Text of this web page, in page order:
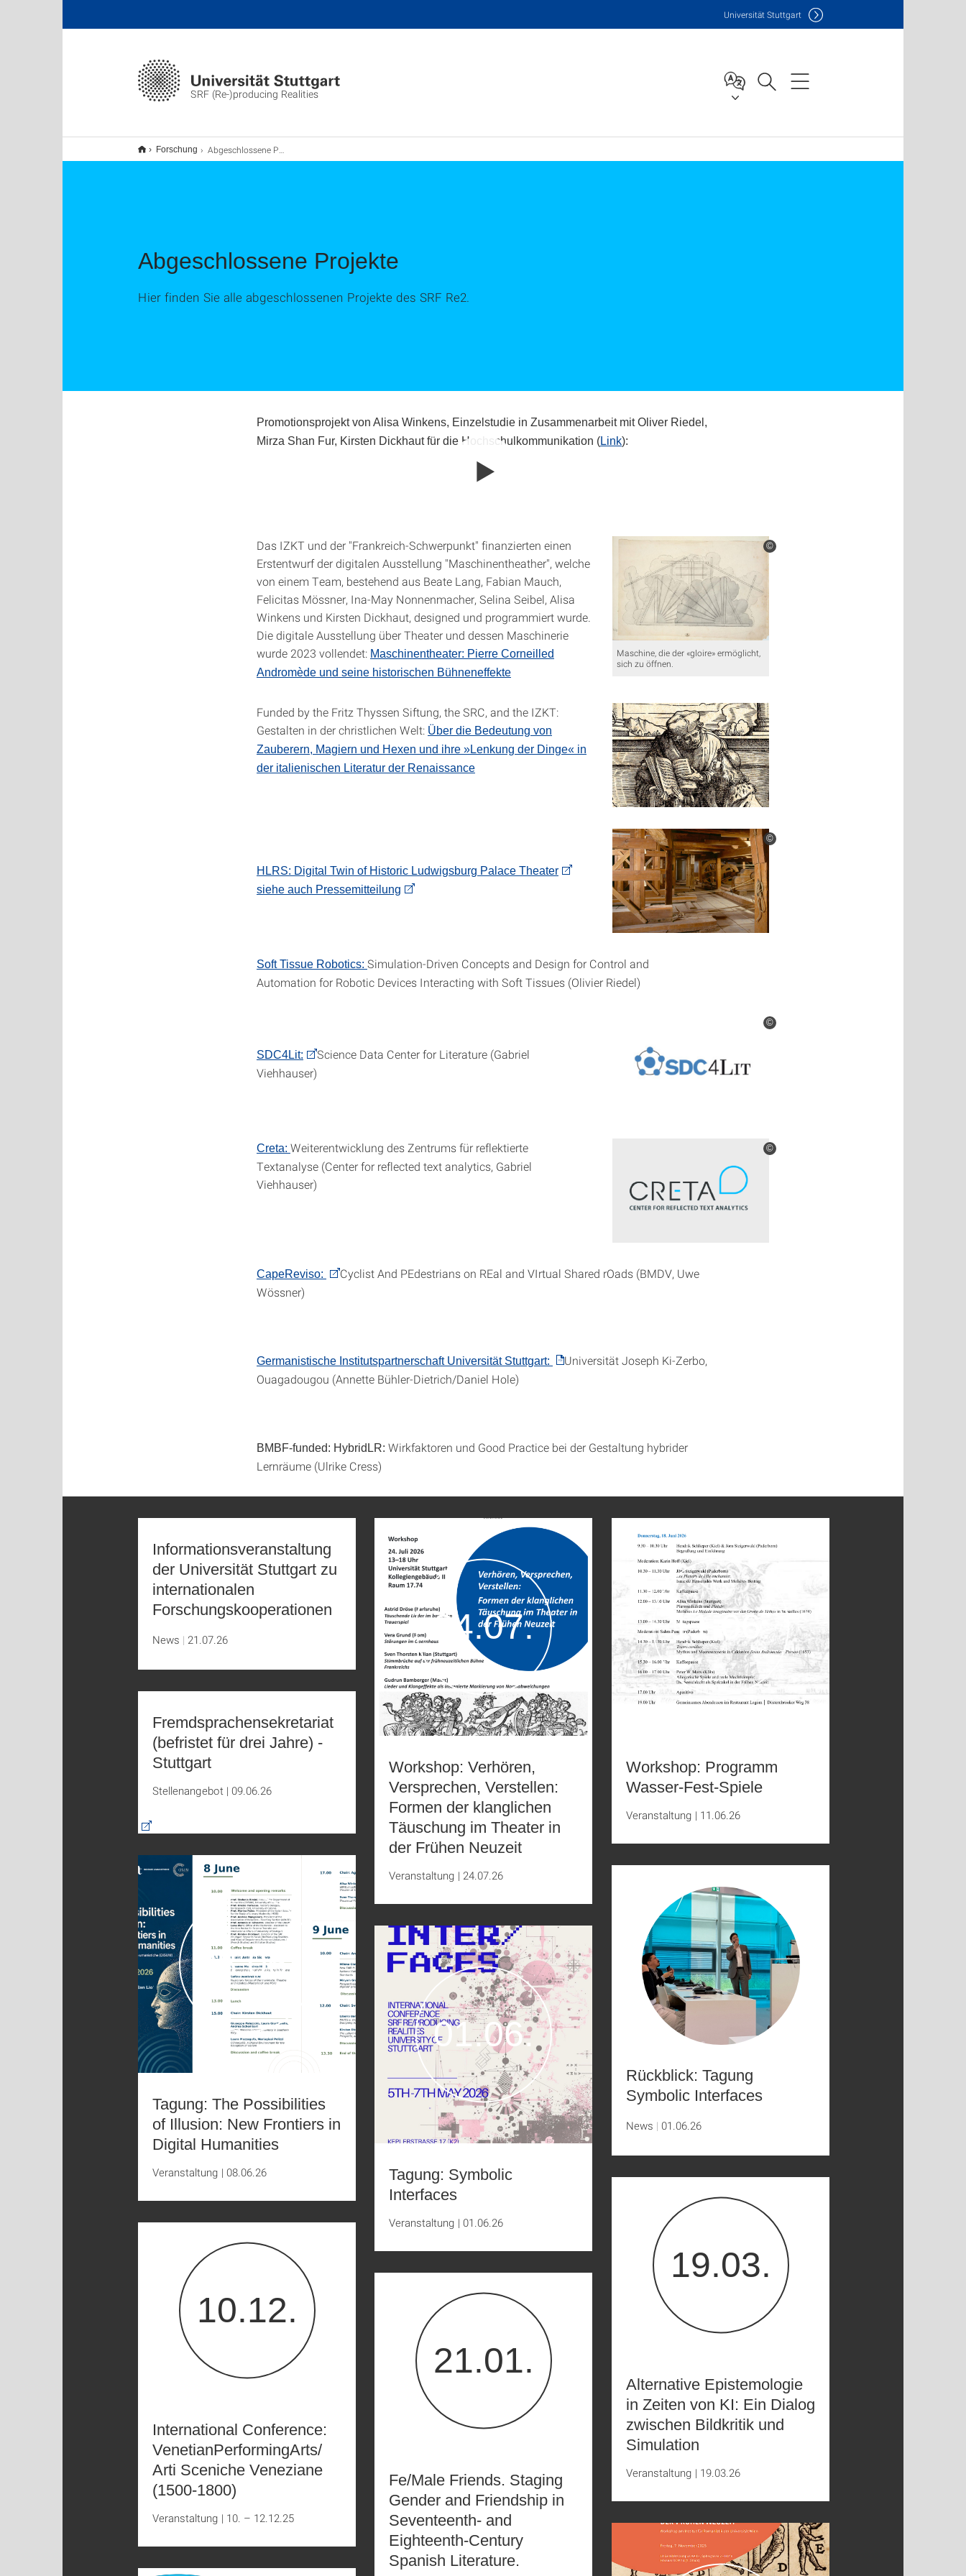
SRF (Re-)producing Realities
Universität Stuttgart
Forschung Abgeschlossene Projekte
Abgeschlossene Projekte
Hier finden Sie alle abgeschlossenen Projekte des SRF Re2.
Promotionsprojekt von Alisa Winkens, Einzelstudie in Zusammenarbeit mit Oliver Riedel,
Mirza Shan Fur, Kirsten Dickhaut für die Hochschulkommunikation (Link):
©
Maschine, die der «gloire» ermöglicht,
sich zu öffnen.
Das IZKT und der "Frankreich-Schwerpunkt" finanzierten einen
Erstentwurf der digitalen Ausstellung "Maschinentheather", welche
von einem Team, bestehend aus Beate Lang, Fabian Mauch,
Felicitas Mössner, Ina-May Nonnenmacher, Selina Seibel, Alisa
Winkens und Kirsten Dickhaut, designed und programmiert wurde.
Die digitale Ausstellung über Theater und dessen Maschinerie
wurde 2023 vollendet: Maschinentheater: Pierre Corneilled
Andromède und seine historischen Bühneneffekte
Funded by the Fritz Thyssen Siftung, the SRC, and the IZKT:
Gestalten in der christlichen Welt: Über die Bedeutung von
Zauberern, Magiern und Hexen und ihre »Lenkung der Dinge« in
der italienischen Literatur der Renaissance
©
HLRS: Digital Twin of Historic Ludwigsburg Palace Theater
siehe auch Pressemitteilung
Soft Tissue Robotics: Simulation-Driven Concepts and Design for Control and
Automation for Robotic Devices Interacting with Soft Tissues (Olivier Riedel)
©
SDC4Lit:
Science Data Center for Literature (Gabriel
Viehhauser)
©
Creta: Weiterentwicklung des Zentrums für reflektierte
Textanalyse (Center for reflected text analytics, Gabriel
Viehhauser)
CapeReviso:
Cyclist And PEdestrians on REal and VIrtual Shared rOads (BMDV, Uwe
Wössner)
Germanistische Institutspartnerschaft Universität Stuttgart:
Universität Joseph Ki-Zerbo,
Ouagadougou (Annette Bühler-Dietrich/Daniel Hole)
BMBF-funded: HybridLR: Wirkfaktoren und Good Practice bei der Gestaltung hybrider
Lernräume (Ulrike Cress)
Informationsveranstaltung
der Universität Stuttgart zu
internationalen
Forschungskooperationen
News 21.07.26 24.07.
Workshop: Verhören,
Versprechen, Verstellen:
Formen der klanglichen
Täuschung im Theater in
der Frühen Neuzeit
Veranstaltung | 24.07.26
11.06.
Workshop: Programm
Wasser-Fest-Spiele
Veranstaltung | 11.06.26
Fremdsprachensekretariat
(befristet für drei Jahre) -
Stuttgart
Stellenangebot | 09.06.26
08.06.
Tagung: The Possibilities
of Illusion: New Frontiers in
Digital Humanities
Veranstaltung | 08.06.26
Rückblick: Tagung
Symbolic Interfaces
News 01.06.26
01.06.
Tagung: Symbolic
Interfaces
Veranstaltung | 01.06.26
19.03.
Alternative Epistemologie
in Zeiten von KI: Ein Dialog
zwischen Bildkritik und
Simulation
Veranstaltung | 19.03.26
10.12.
International Conference:
VenetianPerformingArts/
Arti Sceniche Veneziane
(1500-1800)
Veranstaltung | 10. – 12.12.25
21.01.
Fe/Male Friends. Staging
Gender and Friendship in
Seventeenth- and
Eighteenth-Century
Spanish Literature.